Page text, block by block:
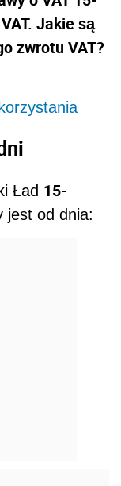
Jakie są
zwrotu VAT?
Ład 15-
jest od dnia: